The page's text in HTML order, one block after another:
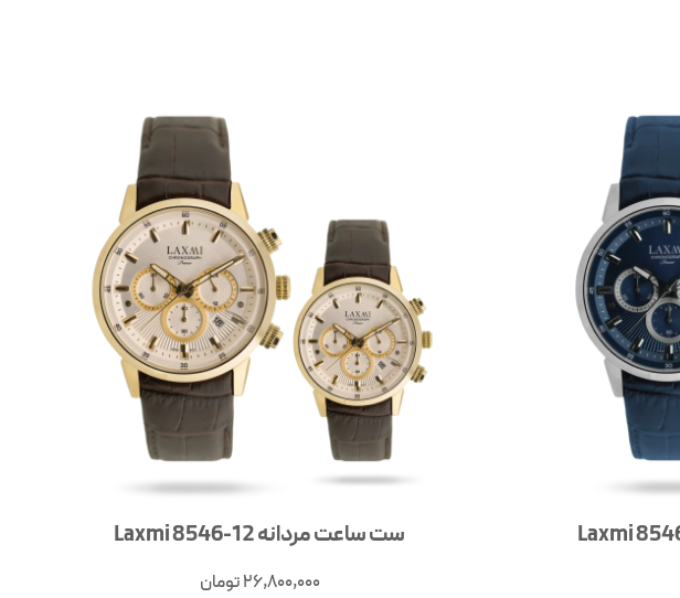
ست ساعت مردانه Laxmi 8546-12
26,800,000تومان